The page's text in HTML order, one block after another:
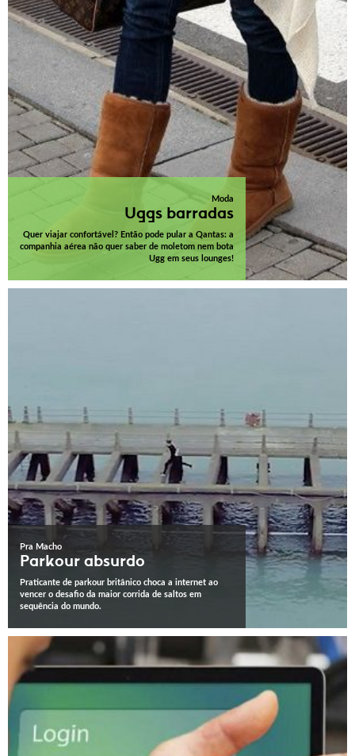
Moda
Uggs barradas
Quer viajar confortável? Então pode pular a Qantas: a
companhia aérea não quer saber de moletom nem bota
Ugg em seus lounges!
Pra Macho
Parkour absurdo
Praticante de parkour britânico choca a internet ao
vencer o desafio da maior corrida de saltos em
sequência do mundo.